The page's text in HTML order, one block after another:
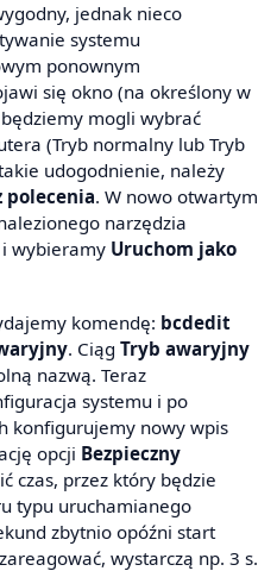
jednak nieco
systemu
ponownym
się okno (na określony w
mogli wybrać
(Tryb normalny lub Tryb
udogodnienie, należy
polecenia. W nowo otwartym
narzędzia
wybieramy Uruchom jako
komendę: bcdedit
. Ciąg Tryb awaryjny
nazwą. Teraz
systemu i po
konfigurujemy nowy wpis
opcji Bezpieczny
czas, przez który będzie
typu uruchamianego
zbytnio opóźni start
wystarczą np. 3 s.